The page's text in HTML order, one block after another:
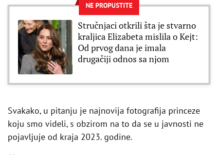
NE PROPUSTITE
Stručnjaci otkrili šta je stvarno
kraljica Elizabeta mislila o Kejt:
Od prvog dana je imala
drugačiji odnos sa njom
Svakako, u pitanju je najnovija fotografija princeze
koju smo videli, s obzirom na to da se u javnosti ne
pojavljuje od kraja 2023. godine.